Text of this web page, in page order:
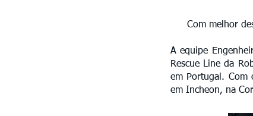
Com melhor
A equipe
Rescue Line da
em Portugal. Com
em Incheon, na